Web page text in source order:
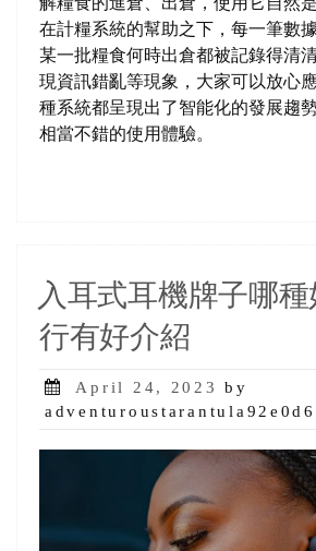
在計糧系統的幫助之下，每一筆數
某一批糧食何時出倉都被記錄得清
現資訊錯亂等現象，大家可以放心
種系統都呈現出了智能化的發展趨
相當不錯的使用體驗。
入耳式耳機牌子哪
行有好介紹
Posted
on
April 24, 2023
by